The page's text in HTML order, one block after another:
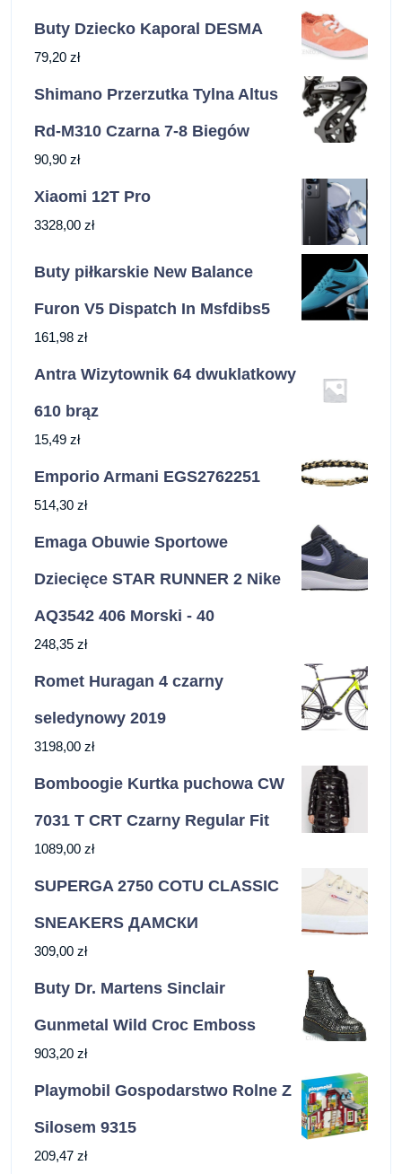
Buty Dziecko Kaporal DESMA
79,20 zł
Shimano Przerzutka Tylna Altus
Rd-M310 Czarna 7-8 Biegów
90,90 zł
Xiaomi 12T Pro
3328,00 zł
Buty piłkarskie New Balance
Furon V5 Dispatch In Msfdibs5
161,98 zł
Antra Wizytownik 64 dwuklatkowy
610 brąz
15,49 zł
Emporio Armani EGS2762251
514,30 zł
Emaga Obuwie Sportowe
Dziecięce STAR RUNNER 2 Nike
AQ3542 406 Morski - 40
248,35 zł
Romet Huragan 4 czarny
seledynowy 2019
3198,00 zł
Bomboogie Kurtka puchowa CW
7031 T CRT Czarny Regular Fit
1089,00 zł
SUPERGA 2750 COTU CLASSIC
SNEAKERS ДАМСКИ
309,00 zł
Buty Dr. Martens Sinclair
Gunmetal Wild Croc Emboss
903,20 zł
Playmobil Gospodarstwo Rolne Z
Silosem 9315
209,47 zł